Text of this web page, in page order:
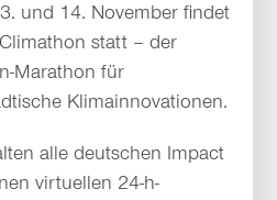
und 14. November findet
statt – der
Marathon für
Klimainnovationen.
alle deutschen Impact
virtuellen 24-h-